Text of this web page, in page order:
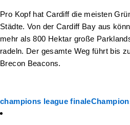
Pro Kopf hat Cardiff die meisten
Städte. Von der Cardiff Bay aus
mehr als 800 Hektar große
radeln. Der gesamte Weg führt bis
Brecon Beacons.
champions league finale